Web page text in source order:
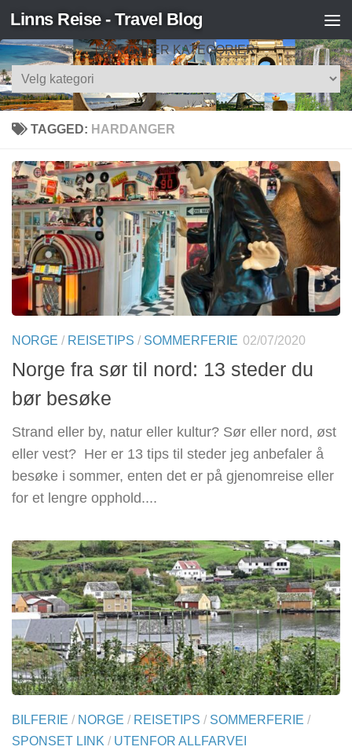
Skip to content
Linns Reise - Travel Blog
SØK ETTER KATEGORIER
Søk
etter
TAGGED: HARDANGER
NORGE / REISETIPS / SOMMERFERIE 02/07/2020
Norge fra sør til nord: 13 steder du
bør besøke
Strand eller by, natur eller kultur? Sør eller nord, øst
eller vest? Her er 13 tips til steder jeg anbefaler å
besøke i sommer, enten det er på gjenomreise eller
for et lengre opphold....
BILFERIE / NORGE / REISETIPS / SOMMERFERIE /
SPONSET LINK / UTENFOR ALLFARVEI